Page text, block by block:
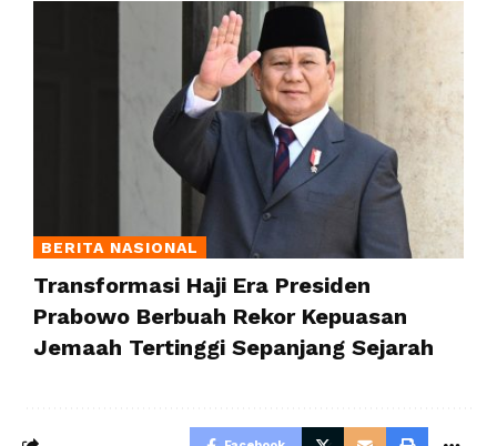
BERITA NASIONAL
Transformasi Haji Era Presiden
Prabowo Berbuah Rekor Kepuasan
Jemaah Tertinggi Sepanjang Sejarah